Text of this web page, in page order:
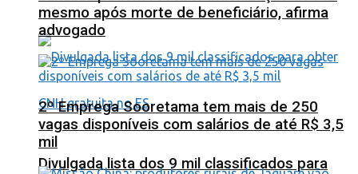
Divulgada lista dos 9 mil classificados para
mesmo após morte de beneficiário, afirma
advogado
2º Emprega Sooretama tem mais de 250
vagas disponíveis com salários de até R$ 3,5
mil